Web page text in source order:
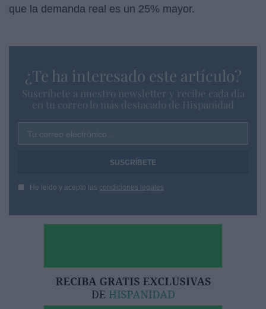
que la demanda real es un 25% mayor.
¿Te ha interesado este artículo?
Suscríbete a nuestro newsletter y recibe cada dia
en tu correo lo más destacado de Hispanidad
Tu correo electrónico...
He leído y acepto las condiciones legales